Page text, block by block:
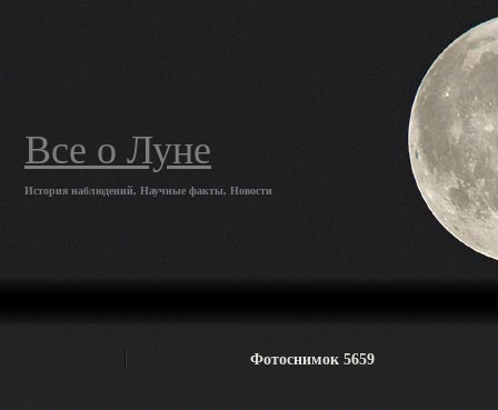
Все о Луне
История наблюдений, Научные факты, Новости
Фотоснимок 5659